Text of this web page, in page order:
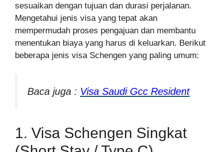
sesuaikan dengan tujuan dan durasi perjalanan.
Mengetahui jenis visa yang tepat akan
mempermudah proses pengajuan dan membantu
menentukan biaya yang harus di keluarkan. Berikut
beberapa jenis visa Schengen yang paling umum:
Baca juga : Visa Saudi Gcc Resident
1. Visa Schengen Singkat